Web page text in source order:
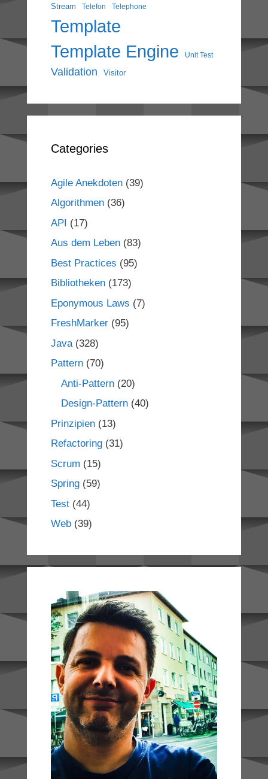
Stream Telefon Telephone
Template
Template Engine Unit Test
Validation Visitor
Categories
Agile Anekdoten(39)
Algorithmen(36)
API (17)
Aus dem Leben(83)
Best Practices (95)
Bibliotheken(173)
Eponymous Laws (7)
FreshMarker(95)
Java(328)
Pattern(70)
Anti-Pattern(20)
Design-Pattern(40)
Prinzipien(13)
Refactoring(31)
Scrum (15)
Spring(59)
Test(44)
Web(39)